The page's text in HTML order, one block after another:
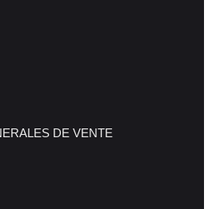
DE VENTE